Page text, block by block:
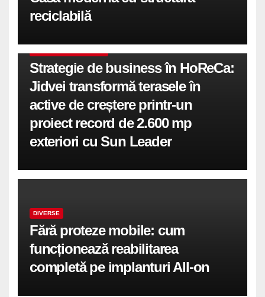
reciclabilă
Strategie de business în HoReCa:
Jidvei transformă terasele în
active de creștere printr-un
proiect record de 2.600 mp
exteriori cu Sun Leader
DIVERSE
Fără proteze mobile: cum
funcționează reabilitarea
completă pe implanturi All-on